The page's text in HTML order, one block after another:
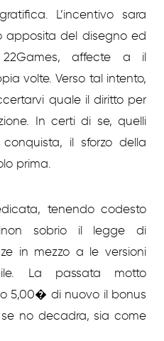
L’incentivo sara
apposita del disegno ed
affecte a il
volte. Verso tal intento,
quale il diritto per
In certi di se, quelli
il sforzo della
prima.
tenendo codesto
sobrio il legge di
in mezzo a le versioni
La passata motto
5,00� di nuovo il bonus
no decadra, sia come